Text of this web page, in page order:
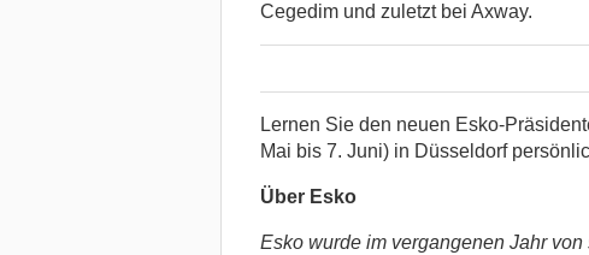
Cegedim und zuletzt bei Axway.
Lernen Sie den neuen Esko-
Mai bis 7. Juni) in Düsseldorf
Über Esko
Esko wurde im vergangenen Jahr